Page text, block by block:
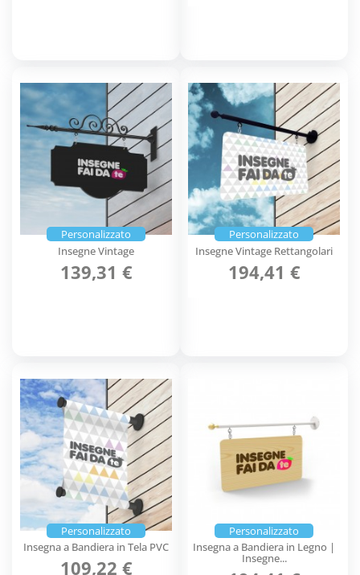
Personalizzato
Insegne Vintage
139,31 €
Personalizzato
Insegne Vintage Rettangolari
194,41 €
Personalizzato
Insegna a Bandiera in Tela PVC
109,22 €
Personalizzato
Insegna a Bandiera in Legno |
Insegne...